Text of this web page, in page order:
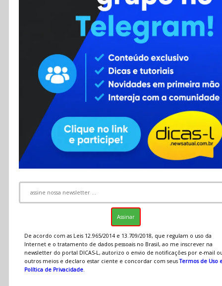
Contato
RSS
De acordo com as Leis 12.965/2014 e 13.709/2018, que regulam o uso da
Internet e o tratamento de dados pessoais no Brasil, ao me inscrever na
newsletter do portal DICAS-L, autorizo o envio de notificações por e-mail
outros meios e declaro estar ciente e concordar com seusTermos de Uso
Política de Privacidade.